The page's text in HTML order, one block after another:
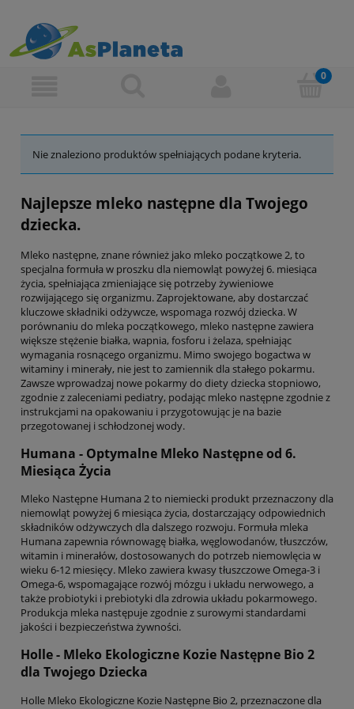
Nie znaleziono produktów spełniających podane kryteria.
Najlepsze mleko następne dla Twojego
dziecka.
Mleko następne, znane również jako mleko początkowe 2, to
specjalna formuła w proszku dla niemowląt powyżej 6. miesiąca
życia, spełniająca zmieniające się potrzeby żywieniowe
rozwijającego się organizmu. Zaprojektowane, aby dostarczać
kluczowe składniki odżywcze, wspomaga rozwój dziecka. W
porównaniu do mleka początkowego, mleko następne zawiera
większe stężenie białka, wapnia, fosforu i żelaza, spełniając
wymagania rosnącego organizmu. Mimo swojego bogactwa w
witaminy i minerały, nie jest to zamiennik dla stałego pokarmu.
Zawsze wprowadzaj nowe pokarmy do diety dziecka stopniowo,
zgodnie z zaleceniami pediatry, podając mleko następne zgodnie z
instrukcjami na opakowaniu i przygotowując je na bazie
przegotowanej i schłodzonej wody.
Humana - Optymalne Mleko Następne od 6.
Miesiąca Życia
Mleko Następne Humana 2 to niemiecki produkt przeznaczony dla
niemowląt powyżej 6 miesiąca życia, dostarczający odpowiednich
składników odżywczych dla dalszego rozwoju. Formuła mleka
Humana zapewnia równowagę białka, węglowodanów, tłuszczów,
witamin i minerałów, dostosowanych do potrzeb niemowlęcia w
wieku 6-12 miesięcy. Mleko zawiera kwasy tłuszczowe Omega-3 i
Omega-6, wspomagające rozwój mózgu i układu nerwowego, a
także probiotyki i prebiotyki dla zdrowia układu pokarmowego.
Produkcja mleka następuje zgodnie z surowymi standardami
jakości i bezpieczeństwa żywności.
Holle - Mleko Ekologiczne Kozie Następne Bio 2
dla Twojego Dziecka
Holle Mleko Ekologiczne Kozie Następne Bio 2, przeznaczone dla